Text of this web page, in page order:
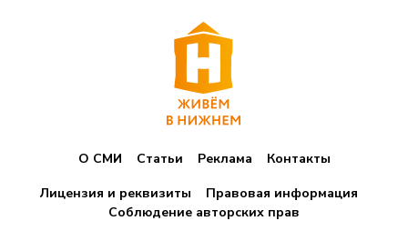
О СМИ Статьи Реклама
Контакты
Лицензия и реквизиты
Правовая информация
Соблюдение авторских прав